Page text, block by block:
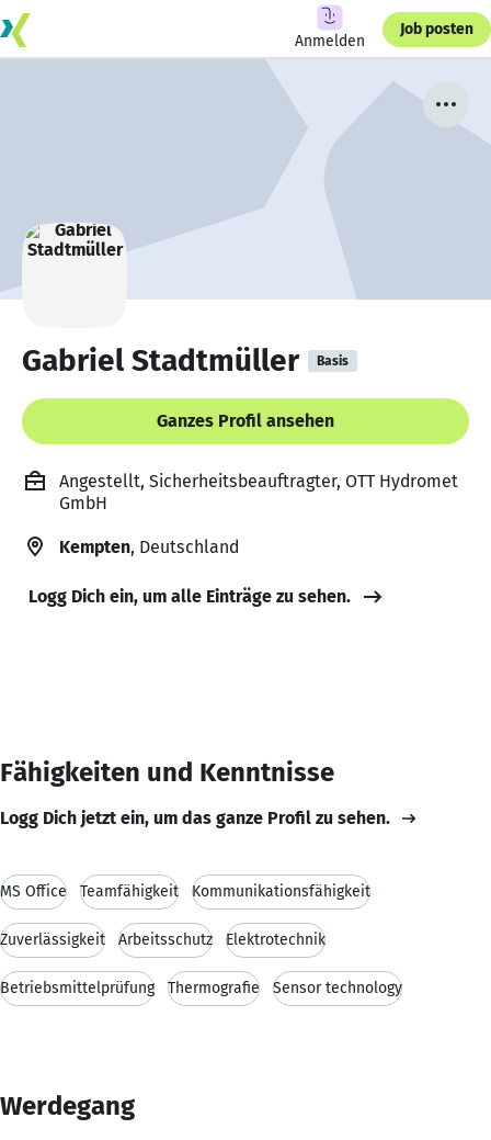
Anmelden
Job posten
Gabriel Stadtmüller Basis
Ganzes Profil ansehen
Angestellt, Sicherheitsbeauftragter, OTT Hydromet
GmbH
Kempten, Deutschland
Logg Dich ein, um alle Einträge zu sehen.
Fähigkeiten und Kenntnisse
Logg Dich jetzt ein, um das ganze Profil zu sehen.
MS Office Teamfähigkeit Kommunikationsfähigkeit
Zuverlässigkeit Arbeitsschutz Elektrotechnik
Betriebsmittelprüfung Thermografie Sensor technology
Werdegang